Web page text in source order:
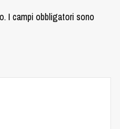
I campi obbligatori sono